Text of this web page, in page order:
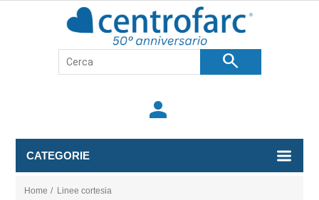
search
person
CATEGORIE
Home / Linee cortesia